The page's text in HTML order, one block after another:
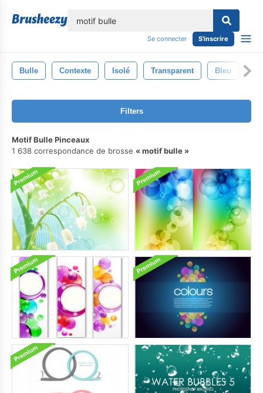
Se connecter S'inscrire
Bulle Contexte Isolé Transparent Bleu
Filters
Motif Bulle Pinceaux
1 638 correspondance de brosse
motif bulle